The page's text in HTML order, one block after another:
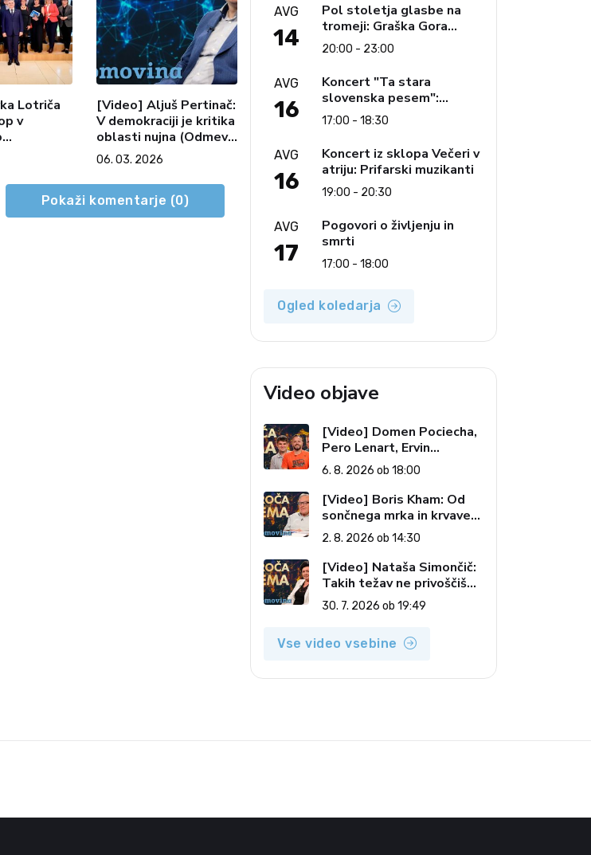
Lotriča
v
[Video] Aljuš Pertinač:
V demokraciji je kritika
oblasti nujna (Odmev
tedna, 6. 3. 2026)
06. 03. 2026
Pokaži komentarje (0)
AVG
14
Pol stoletja glasbe na
tromeji: Graška Gora
obeležuje 50. jubilejni
festival narodno-zabavne
glasbe
20:00 - 23:00
AVG
16
Koncert "Ta stara
slovenska pesem":
Ljudski pevci Jezerci
17:00 - 18:30
AVG
16
Koncert iz sklopa Večeri v
atriju: Prifarski muzikanti
19:00 - 20:30
AVG
17
Pogovori o življenju in
smrti
17:00 - 18:00
Ogled koledarja
Video objave
[Video] Domen Pociecha,
Pero Lenart, Ervin
Kostanjšek: Šport
specialcev (Vroča tema, 6.
8. 2026)
6. 8. 2026 ob 18:00
[Video] Boris Kham: Od
sončnega mrka in krvave
lune do slovenskih
pečatov v vesolju (Vroča
tema, 2. 8. 2026)
2. 8. 2026 ob 14:30
[Video] Nataša Simončič:
Takih težav ne privoščiš
nikomur (Vroča tema, 30.
7. 2026)
30. 7. 2026 ob 19:49
Vse video vsebine